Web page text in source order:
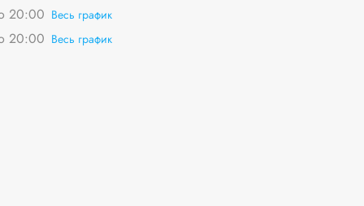
20:00 Весь график
20:00 Весь график